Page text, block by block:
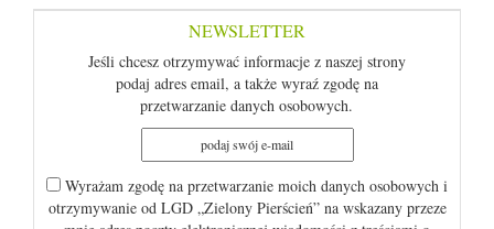
NEWSLETTER
Jeśli chcesz otrzymywać informacje z naszej strony
podaj adres email, a także wyraź zgodę na
przetwarzanie danych osobowych.
Wyrażam zgodę na przetwarzanie moich danych osobowych i
otrzymywanie od LGD „Zielony Pierścień” na wskazany przeze